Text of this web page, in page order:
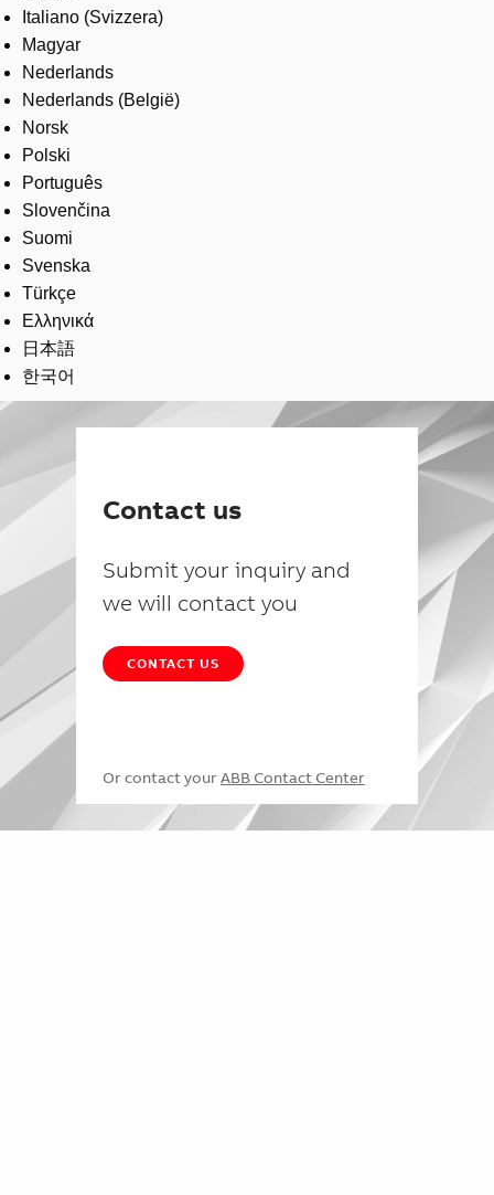
Italiano (Svizzera)
Magyar
Nederlands
Nederlands (België)
Norsk
Polski
Português
Slovenčina
Suomi
Svenska
Türkçe
Ελληνικά
日本語
한국어
Contact us
Submit your inquiry and
we will contact you
CONTACT US
Or contact your ABB Contact Center